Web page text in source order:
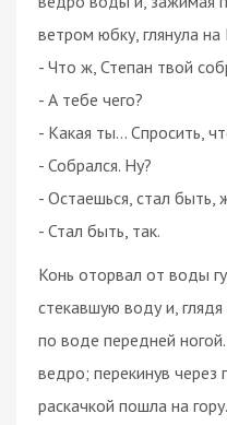
ветром юбку, глянула на
- Что ж, Степан твой
- А тебе чего?
- Какая ты... Спросить,
- Собрался. Ну?
- Остаешься, стал быть,
- Стал быть, так.
Конь оторвал от воды
стекавшую воду и,
по воде передней
ведро; перекинув через
раскачкой пошла на